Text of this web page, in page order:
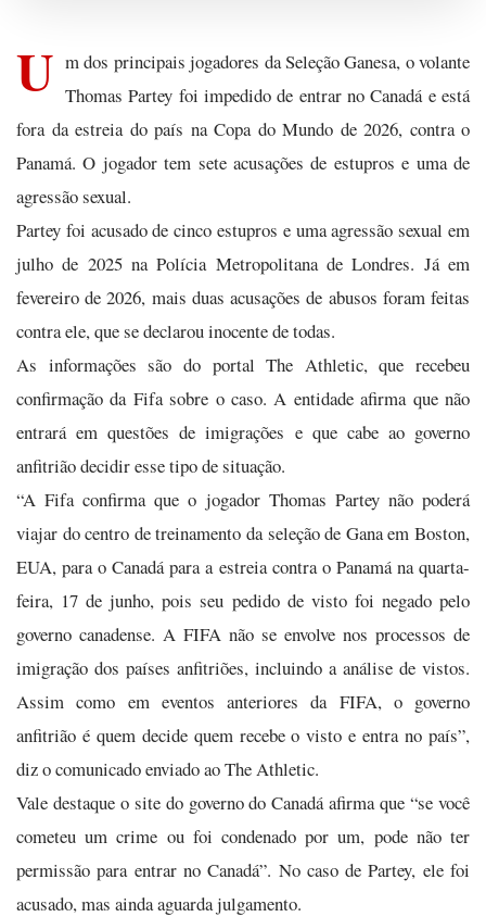
U m dos principais jogadores da Seleção Ganesa, o volante
Thomas Partey foi impedido de entrar no Canadá e está
fora da estreia do país na Copa do Mundo de 2026, contra o
Panamá. O jogador tem sete acusações de estupros e uma de
agressão sexual.
Partey foi acusado de cinco estupros e uma agressão sexual em
julho de 2025 na Polícia Metropolitana de Londres. Já em
fevereiro de 2026, mais duas acusações de abusos foram feitas
contra ele, que se declarou inocente de todas.
As informações são do portal The Athletic, que recebeu
confirmação da Fifa sobre o caso. A entidade afirma que não
entrará em questões de imigrações e que cabe ao governo
anfitrião decidir esse tipo de situação.
“A Fifa confirma que o jogador Thomas Partey não poderá
viajar do centro de treinamento da seleção de Gana em Boston,
EUA, para o Canadá para a estreia contra o Panamá na quarta-
feira, 17 de junho, pois seu pedido de visto foi negado pelo
governo canadense. A FIFA não se envolve nos processos de
imigração dos países anfitriões, incluindo a análise de vistos.
Assim como em eventos anteriores da FIFA, o governo
anfitrião é quem decide quem recebe o visto e entra no país”,
diz o comunicado enviado ao The Athletic.
Vale destaque o site do governo do Canadá afirma que “se você
cometeu um crime ou foi condenado por um, pode não ter
permissão para entrar no Canadá”. No caso de Partey, ele foi
acusado, mas ainda aguarda julgamento.